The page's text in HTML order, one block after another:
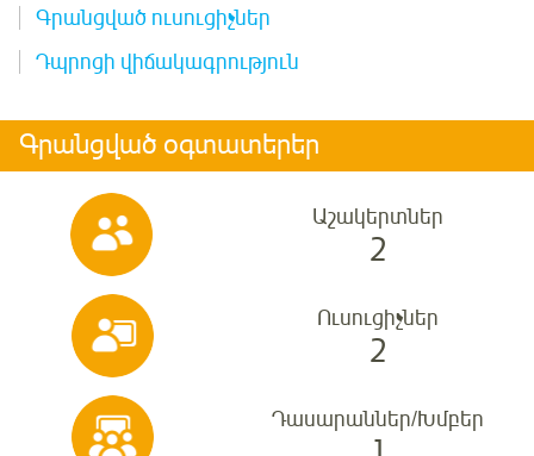
Գրանցված ուսուցիչներ
Դպրոցի վիճակագրություն
Գրանցված օգտատերեր
Աշակերտներ
2
Ուսուցիչներ
2
Դասարաններ/Խմբեր